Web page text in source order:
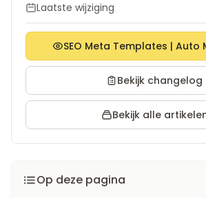
Laatste wijziging
SEO Meta Templates | Auto
Bekijk changelog
Bekijk alle
Op deze pagina